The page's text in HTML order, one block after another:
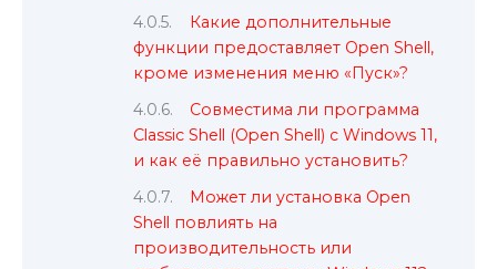
Какие дополнительные
функции предоставляет Open Shell,
кроме изменения меню «Пуск»?
Совместима ли программа
Classic Shell (Open Shell) с Windows 11,
и как её правильно установить?
Может ли установка Open
Shell повлиять на
производительность или